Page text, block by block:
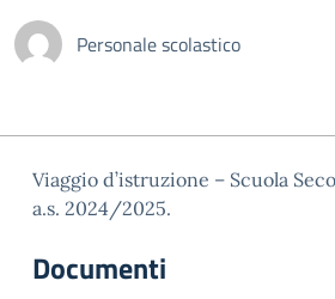
Personale scolastico
Viaggio d’istruzione – Scuola
a.s. 2024/2025.
Documenti